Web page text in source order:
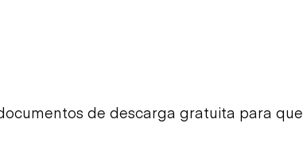
de descarga gratuita para que